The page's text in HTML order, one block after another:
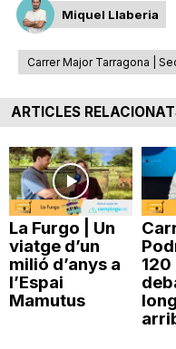
T
a
r
a
g
Miquel Llaberia
Carrer Major Tarragona |
ARTICLES
La Furgo | Un
viatge d’un
milió d’anys a
l’Espai
Mamutus
120